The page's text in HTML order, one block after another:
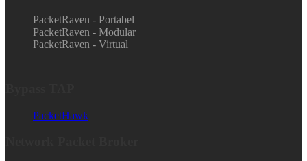
PacketRaven - Portabel
PacketRaven - Modular
PacketRaven - Virtual
PacketHawk